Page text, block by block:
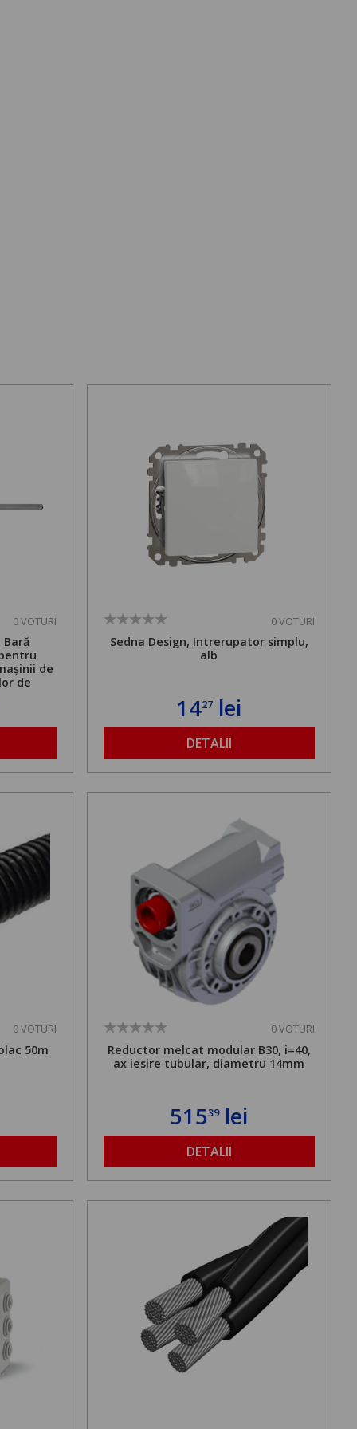
0 VOTURI
de
de
admisă
de la
0 VOTURI
Sedna Design, Intrerupator simplu,
alb
1427 lei
DETALII
0 VOTURI
50m
0 VOTURI
Reductor melcat modular B30, i=40,
ax iesire tubular, diametru 14mm
51539lei
DETALII